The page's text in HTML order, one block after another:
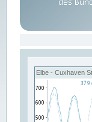
Elbe - Cuxhaven